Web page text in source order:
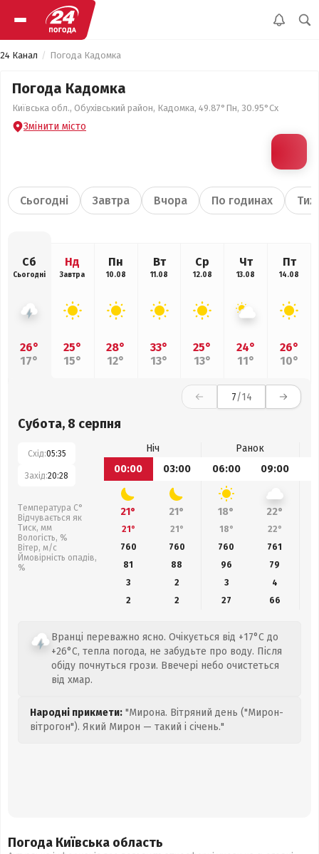
24 Канал Погода Кадомка
Погода Кадомка
Київська обл., Обухівський район, Кадомка, 49.87°Пн, 30.95°Сх
Змінити місто
Сьогодні Завтра Вчора По годинах
Сб
Сьогодні
26°
17°
Нд
Завтра
25°
15°
Пн
10.08
28°
12°
Вт
11.08
33°
13°
Ср
12.08
25°
13°
Чт
13.08
24°
11°
Пт
14.08
26°
10°
7/14
Субота, 8 серпня
Схід:05:35
Захід:20:28
Температура С°
Відчувається як
Тиск, мм
Вологість, %
Вітер, м/с
Ймовірність опадів,
%
Ніч
Ранок
00:00
03:00 06:00 09:00
21° 21° 18° 22°
21° 21° 18° 22°
760
760 760 761
81
88 96 79
3
2 3
4
2
2 27 66
Вранці переважно ясно. Очікується від +17°C до
+26°C, тепла погода, не забудьте про воду. Після
обіду почнуться грози. Ввечері небо очистеться
від хмар.
Народні прикмети: "Мирона. Вітряний день ("Мирон-
вітрогон"). Який Мирон — такий і січень."
Погода Київська область